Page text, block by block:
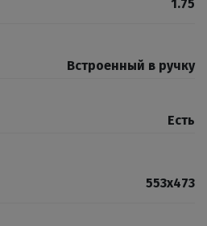
1.75
Встроенный в ручку
Есть
553х473